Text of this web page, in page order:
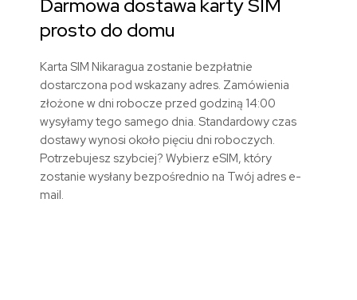
Darmowa dostawa karty SIM
prosto do domu
Karta SIM Nikaragua zostanie bezpłatnie
dostarczona pod wskazany adres. Zamówienia
złożone w dni robocze przed godziną 14:00
wysyłamy tego samego dnia. Standardowy czas
dostawy wynosi około pięciu dni roboczych.
Potrzebujesz szybciej? Wybierz eSIM, który
zostanie wysłany bezpośrednio na Twój adres e-
mail.